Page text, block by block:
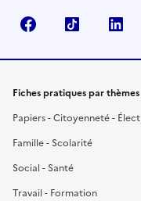
FacebookTikTok
Fiches pratiques par thèmes
Papiers - Citoyenneté -
Famille - Scolarité
Social - Santé
Travail - Formation